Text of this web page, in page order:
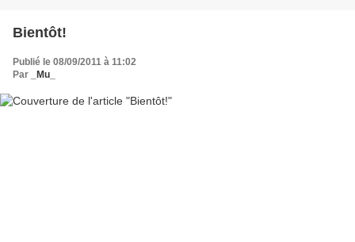
Bientôt!
Publié le 08/09/2011 à 11:02
Par
_Mu_